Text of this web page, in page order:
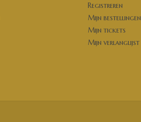
Registreren
Mijn bestellingen
Mijn tickets
Mijn verlanglijst